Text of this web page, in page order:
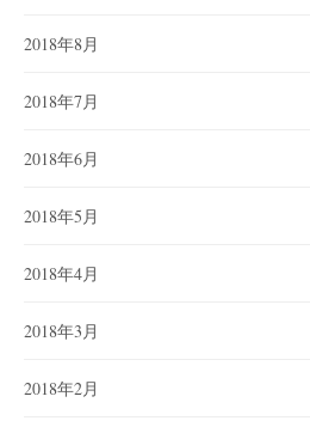
2018年8月
2018年7月
2018年6月
2018年5月
2018年4月
2018年3月
2018年2月